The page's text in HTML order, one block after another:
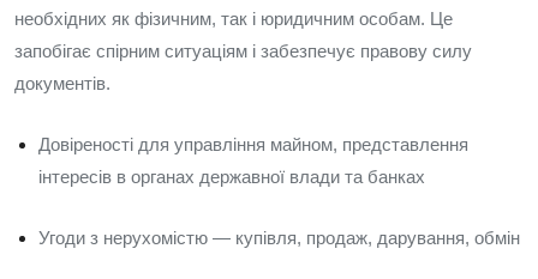
необхідних як фізичним, так і юридичним особам. Це
запобігає спірним ситуаціям і забезпечує правову силу
документів.
Довіреності для управління майном, представлення
інтересів в органах державної влади та банках
Угоди з нерухомістю — купівля, продаж, дарування, обмін